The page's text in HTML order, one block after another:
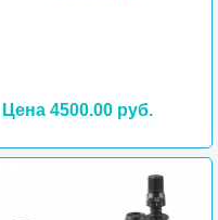
Цена 4500.00 руб.